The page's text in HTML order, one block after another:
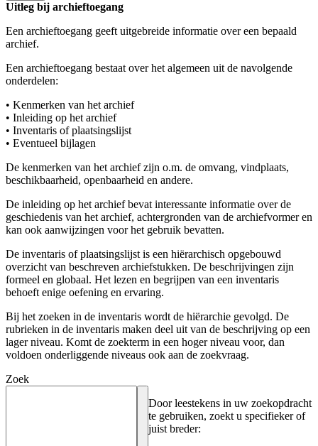
Uitleg bij archieftoegang
Een archieftoegang geeft uitgebreide informatie over een bepaald
archief.
Een archieftoegang bestaat over het algemeen uit de navolgende
onderdelen:
• Kenmerken van het archief
• Inleiding op het archief
• Inventaris of plaatsingslijst
• Eventueel bijlagen
De kenmerken van het archief zijn o.m. de omvang, vindplaats,
beschikbaarheid, openbaarheid en andere.
De inleiding op het archief bevat interessante informatie over de
geschiedenis van het archief, achtergronden van de archiefvormer en
kan ook aanwijzingen voor het gebruik bevatten.
De inventaris of plaatsingslijst is een hiërarchisch opgebouwd
overzicht van beschreven archiefstukken. De beschrijvingen zijn
formeel en globaal. Het lezen en begrijpen van een inventaris
behoeft enige oefening en ervaring.
Bij het zoeken in de inventaris wordt de hiërarchie gevolgd. De
rubrieken in de inventaris maken deel uit van de beschrijving op een
lager niveau. Komt de zoekterm in een hoger niveau voor, dan
voldoen onderliggende niveaus ook aan de zoekvraag.
Zoek
Door leestekens in uw zoekopdracht
te gebruiken, zoekt u specifieker of
juist breder: